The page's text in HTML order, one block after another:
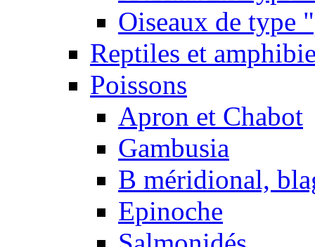
Oiseaux de type
Reptiles et
Poissons
Apron et Chabot
Gambusia
B méridional,
Epinoche